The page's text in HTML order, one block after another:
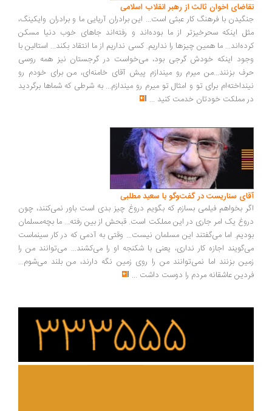
اخوان ثالث از رهبر انقلاب اسلامی
با فرهنگ کار عبثی است... این برادران آریایی ما و برادران وایکینگ،
اینکه سحرخیزتر از ما بوده‌اند و رفته‌اند جاهای خوب دنیا مسکن
ما همین چیزها را نداریم. کسی نداریم از ما انتقاد بکند... استالین با
اینکه خودش گرجی بود، می‌خواست در گرجستان نیز همه روسی
بزنند...من میرم رو میندازم پیش آقای خامنه‌ای، من برای خودم رو
برای تو و امثال تو میرم رو میندازم... به شرطی که شماها برگردید
مملکت خودتان خدمت کنید...
سناریست در گفت‌وگو با سعید مطلبی
بخواهم فیلمی بسازم که بگویم دروغ چیز بدی است باور نمی‌کنند، چون
یک امر جاری در این مملکت است. قبحش از بین رفته... ما بچه‌مسلمان
اما می‌گفتند این مسلمان نیست... وقتی به آدمی که در کار سینماست
اجازه کار نداری، یعنی با شکنجه او را می‌کشند... می‌توانند من را
بزنند اما نمی‌توانند من را روی زمین نگه دارند، من بلند می‌شوم...
عاشقانه مردم را دوست داشت ...